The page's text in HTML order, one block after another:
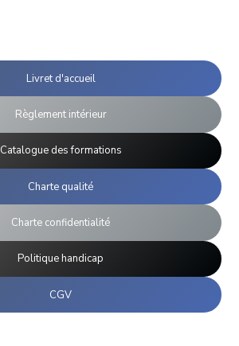
Livret d'accueil
Règlement intérieur
Catalogue des formations
Charte qualité
Charte confidentialité
Politique handicap
CGV